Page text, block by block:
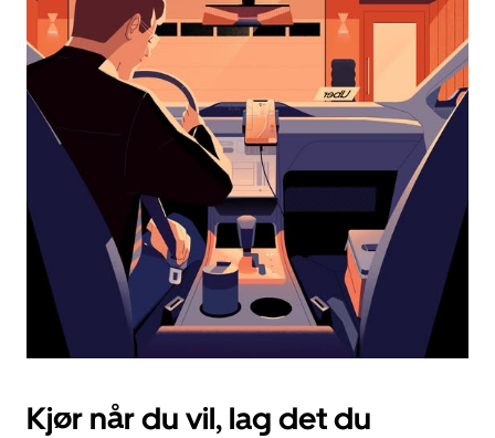
dato.
Trykk
på
Esc-
knappen
kalenderen.
Kjør når du vil, lag det du